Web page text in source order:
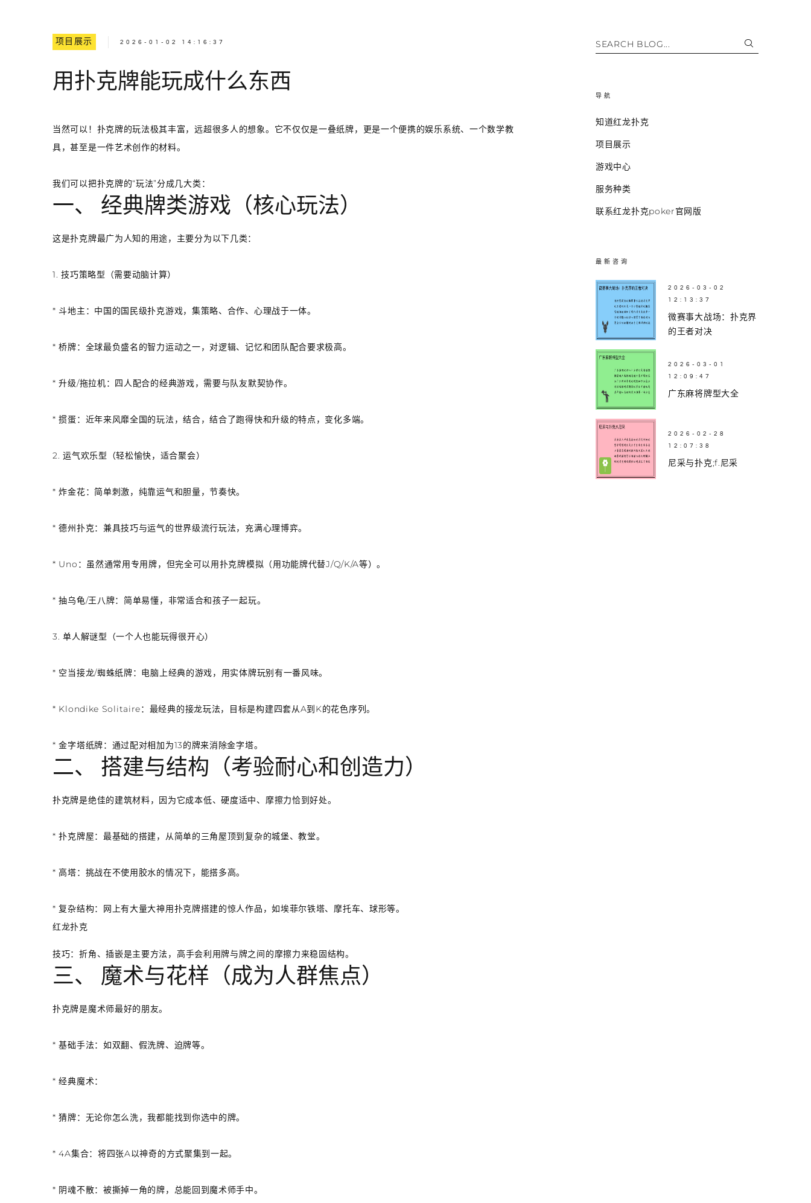
项目展示 2026-01-02 14:16:37
用扑克牌能玩成什么东西
当然可以！扑克牌的玩法极其丰富，远超很多人的想象。它不仅仅是一叠纸牌，更是一个便携的娱乐系统、一个数学教
具，甚至是一件艺术创作的材料。
我们可以把扑克牌的“玩法”分成几大类：
一、 经典牌类游戏（核心玩法）
这是扑克牌最广为人知的用途，主要分为以下几类：
1. 技巧策略型（需要动脑计算）
*斗地主 ：中国的国民级扑克游戏，集策略、合作、心理战于一体。
*桥牌：全球最负盛名的智力运动之一，对逻辑、记忆和团队配合要求极高。
*升级/拖拉机：四人配合的经典游戏，需要与队友默契协作。
*掼蛋：近年来风靡全国的玩法，结合，结合了跑得快和升级的特点，变化多端。
2. 运气欢乐型（轻松愉快，适合聚会）
*炸金花：简单刺激，纯靠运气和胆量，节奏快。
*德州扑克：兼具技巧与运气的世界级流行玩法，充满心理博弈。
* Uno ：虽然通常用专用牌，但完全可以用扑克牌模拟（用功能牌代替J/Q/K/A等）。
*抽乌龟/王八牌：简单易懂，非常适合和孩子一起玩。
3. 单人解谜型（一个人也能玩得很开心）
* 空当接龙/蜘蛛纸牌：电脑上经典的游戏，用实体牌玩别有一番风味。
* Klondike Solitaire：最经典的接龙玩法，目标是构建四套从A到K的花色序列。
*金字塔纸牌：通过配对相加为13的牌来消除金字塔。
二、 搭建与结构（考验耐心和创造力）
扑克牌是绝佳的建筑材料，因为它成本低、硬度适中、摩擦力恰到好处。
*扑克牌屋：最基础的搭建，从简单的三角屋顶到复杂的城堡、教堂。
*高塔：挑战在不使用胶水的情况下，能搭多高。
*复杂结构：网上有大量大神用扑克牌搭建的惊人作品，如埃菲尔铁塔、摩托车、球形等。
红龙扑克
技巧：折角、插嵌是主要方法，高手会利用牌与牌之间的摩擦力来稳固结构。
三、 魔术与花样（成为人群焦点）
扑克牌是魔术师最好的朋友。
*基础手法：如双翻、假洗牌、迫牌等。
*经典魔术：
*猜牌：无论你怎么洗，我都能找到你选中的牌。
*4A集合：将四张A以神奇的方式聚集到一起。
* 阴魂不散：被撕掉一角的牌，总能回到魔术师手中。
SEARCH BLOG...
导航
知道红龙扑克
项目展示
游戏中心
服务种类
联系红龙扑克poker官网版
最新咨询
2026-03-02
12:13:37
微赛事大战场：扑克界
的王者对决
2026-03-01
12:09:47
广东麻将牌型大全
2026-02-28
12:07:38
尼采与扑克;f.尼采